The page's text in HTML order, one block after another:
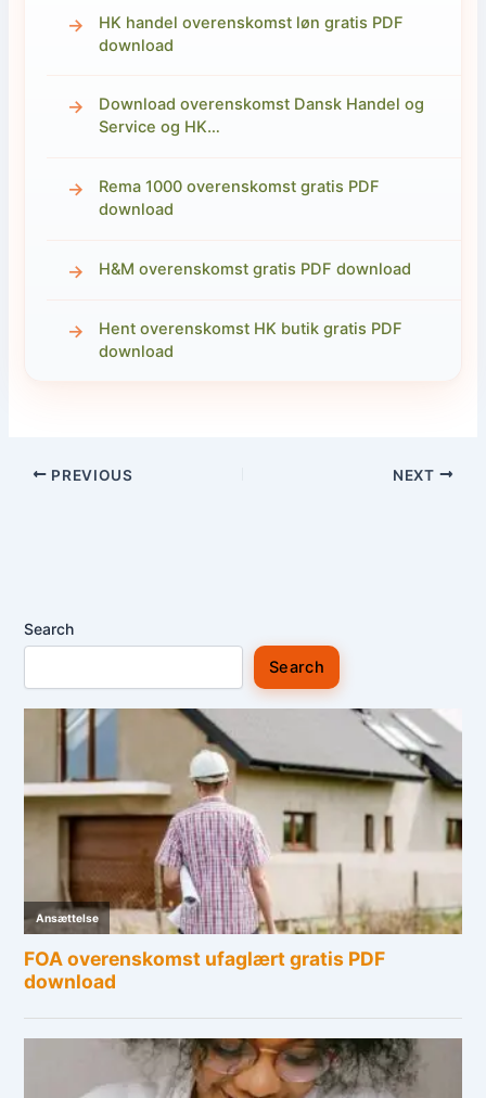
HK handel overenskomst løn gratis PDF
download
Download overenskomst Dansk Handel og
Service og HK…
Rema 1000 overenskomst gratis PDF
download
H&M overenskomst gratis PDF download
Hent overenskomst HK butik gratis PDF
download
PREVIOUS NEXT
Search
Search